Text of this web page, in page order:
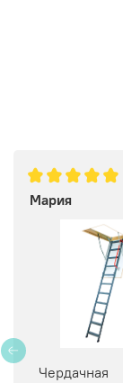
Мария
Чердачная